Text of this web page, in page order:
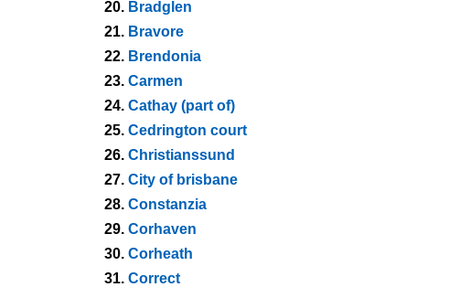
20. Bradglen
21. Bravore
22. Brendonia
23. Carmen
24. Cathay (part of)
25. Cedrington court
26. Christianssund
27. City of brisbane
28. Constanzia
29. Corhaven
30. Corheath
31. Correct